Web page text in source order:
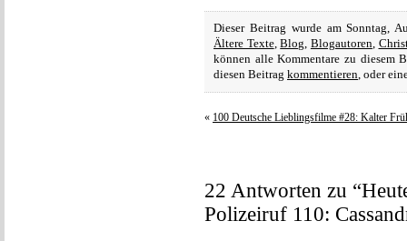
Dieser Beitrag wurde am Sonntag,
Ältere Texte,Blog, Blogautoren,
können alle Kommentare zu diesem
diesen Beitrag kommentieren, oder
« 100 Deutsche Lieblingsfilme #28: Kalter
22 Antworten zu
Polizeiruf 110: